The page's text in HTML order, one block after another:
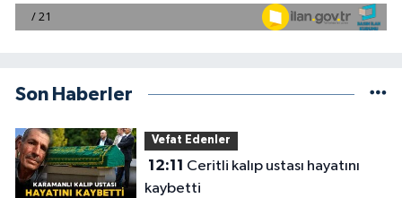
Son Haberler
Vefat Edenler
12:11
kaybetti